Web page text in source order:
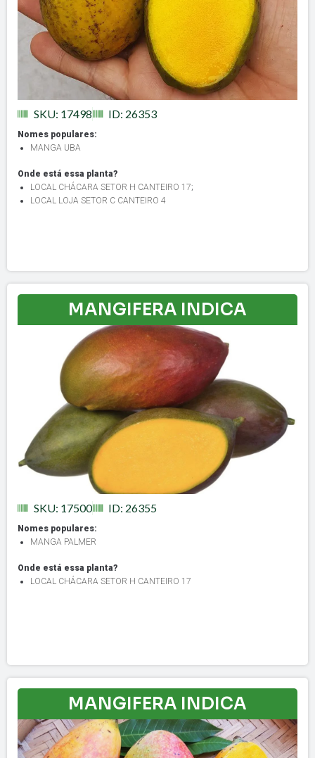
SKU: 17498 ID: 26353
Nomes populares:
MANGA UBA
Onde está essa planta?
LOCAL CHÁCARA SETOR H CANTEIRO 17;
LOCAL LOJA SETOR C CANTEIRO 4
MANGIFERA INDICA
SKU: 17500 ID: 26355
Nomes populares:
MANGA PALMER
Onde está essa planta?
LOCAL CHÁCARA SETOR H CANTEIRO 17
MANGIFERA INDICA